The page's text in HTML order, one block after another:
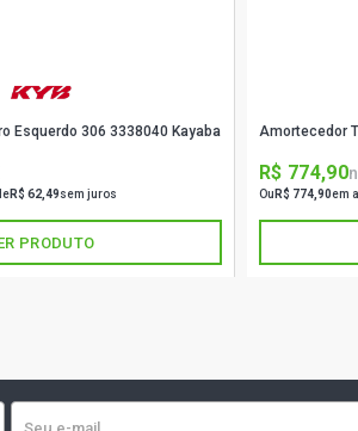
Esquerdo 306 3338040 Kayaba
R$ 62,49sem juros
PRODUTO
Amortecedor
R$ 774,90
Ou R$ 774,90em